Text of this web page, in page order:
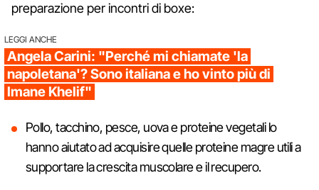
preparazione per incontri di boxe:
LEGGI ANCHE
Angela Carini: "Perché mi chiamate 'la
napoletana'? Sono italiana e ho vinto più di
Imane Khelif"
Pollo, tacchino, pesce, uova e proteine vegetali lo
hanno aiutato ad acquisire quelle proteine magre utili a
supportare la crescita muscolare e il recupero.